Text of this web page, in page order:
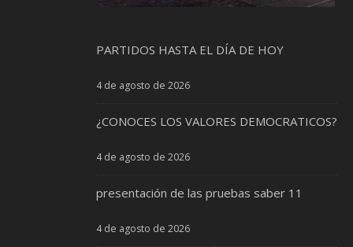
PARTIDOS HASTA EL DÍA DE HOY
4 de agosto de 2026
¿CONOCES LOS VALORES DEMOCRATICOS?
4 de agosto de 2026
presentación de las pruebas saber 11
4 de agosto de 2026